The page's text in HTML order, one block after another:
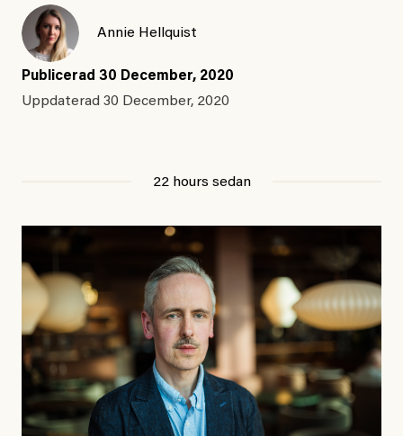
Annie Hellquist
Publicerad 30 December, 2020
Uppdaterad 30 December, 2020
22 hours sedan